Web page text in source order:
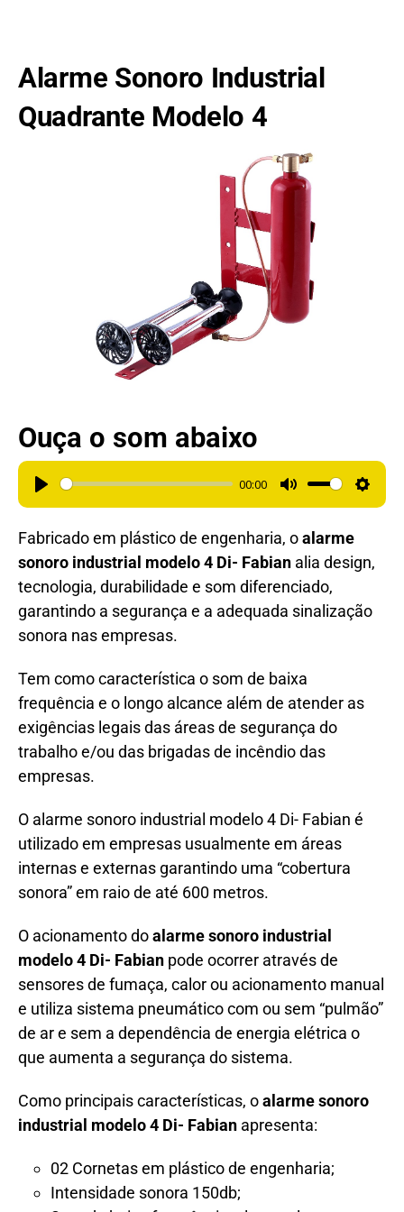
Alarme Sonoro Industrial
Quadrante Modelo 4
Ouça o som abaixo
00:00
Fabricado em plástico de engenharia, oalarme
sonoro industrial modelo 4 Di- Fabian alia design,
tecnologia, durabilidade e som diferenciado,
garantindo a segurança e a adequada sinalização
sonora nas empresas.
Tem como característica o som de baixa
frequência e o longo alcance além de atender as
exigências legais das áreas de segurança do
trabalho e/ou das brigadas de incêndio das
empresas.
O alarme sonoro industrial modelo 4 Di- Fabian é
utilizado em empresas usualmente em áreas
internas e externas garantindo uma “cobertura
sonora” em raio de até 600 metros.
O acionamento doalarme sonoro industrial
modelo4 Di- Fabian pode ocorrer através de
sensores de fumaça, calor ou acionamento manual
e utiliza sistema pneumático com ou sem “pulmão”
de ar e sem a dependência de energia elétrica o
que aumenta a segurança do sistema.
Como principais características, oalarme sonoro
industrial modelo4 Di- Fabian apresenta:
02 Cornetas em plástico de engenharia;
Intensidade sonora 150db;